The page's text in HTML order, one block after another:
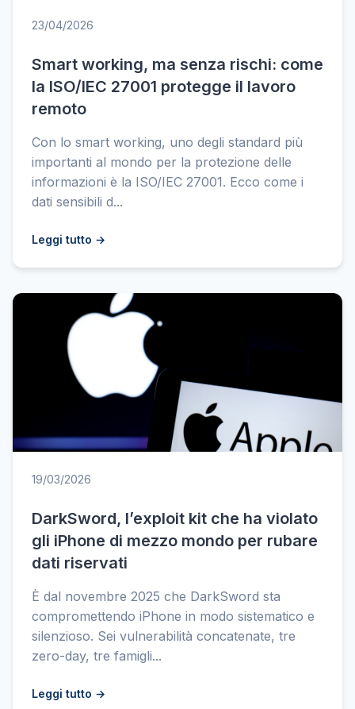
23/04/2026
Smart working, ma senza rischi: come
la ISO/IEC 27001 protegge il lavoro
remoto
Con lo smart working, uno degli standard più
importanti al mondo per la protezione delle
informazioni è la ISO/IEC 27001. Ecco come i
dati sensibili d...
Leggi tutto →
19/03/2026
DarkSword, l’exploit kit che ha violato
gli iPhone di mezzo mondo per rubare
dati riservati
È dal novembre 2025 che DarkSword sta
compromettendo iPhone in modo sistematico e
silenzioso. Sei vulnerabilità concatenate, tre
zero-day, tre famigli...
Leggi tutto →